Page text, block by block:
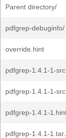
Parent directory/
pdfgrep-debuginfo/
override.hint
pdfgrep-1.4.1-1-
pdfgrep-1.4.1-1-
pdfgrep-1.4.1-
pdfgrep-1.4.1-